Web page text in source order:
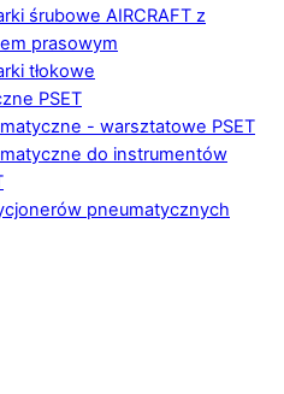
śrubowe AIRCRAFT z
prasowym
tłokowe
PSET
- warsztatowe PSET
do instrumentów
pneumatycznych